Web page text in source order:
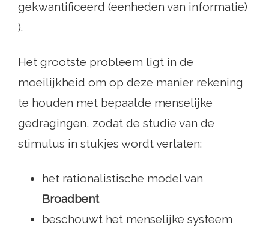
gekwantificeerd (eenheden van informatie)
).
Het grootste probleem ligt in de
moeilijkheid om op deze manier rekening
te houden met bepaalde menselijke
gedragingen, zodat de studie van de
stimulus in stukjes wordt verlaten:
het rationalistische model van
Broadbent
beschouwt het menselijke systeem